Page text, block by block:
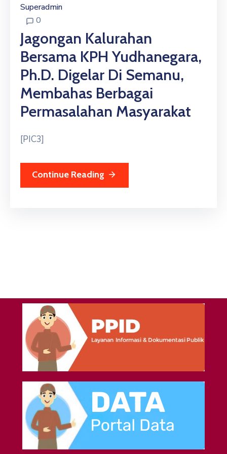
Superadmin
0
Jagongan Kalurahan
Bersama KPH Yudhanegara,
Ph.D. Digelar Di Semanu,
Membahas Berbagai
Permasalahan Masyarakat
[PIC3]
Continue Reading